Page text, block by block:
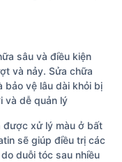
sâu và điều kiện
và nảy. Sửa chữa
bảo vệ lâu dài khỏi bị
và dễ quản lý
được xử lý màu ở bất
sẽ giúp điều trị các
duỗi tóc sau nhiều